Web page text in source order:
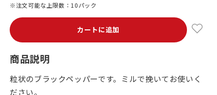
※注文可能な上限数：10パック
カートに追加
商品説明
粒状のブラックペッパーです。ミルで挽いてお使いく
ださい。